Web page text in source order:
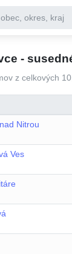
vyhľadať
-
z celkových
Nitrou
Ves